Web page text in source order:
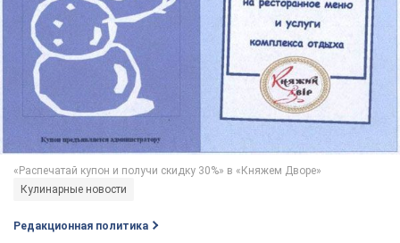
Кулинарные новости
Редакционная политика